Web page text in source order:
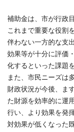
補助金は、市が行政
これまで重要な役割
伴わない一方的な支
効果等が十分に評価
化するといった課題
また、市民ニーズは
財政状況が今後、ま
た財源を効率的に運
行い、より効果を発
対効果が低くなった